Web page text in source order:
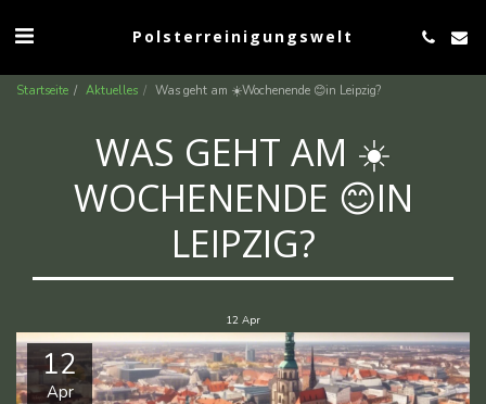
Polsterreinigungswelt
Startseite Aktuelles Was geht am ☀️Wochenende 😊in Leipzig?
WAS GEHT AM ☀️
WOCHENENDE 😊IN
LEIPZIG?
12 Apr
12
Apr